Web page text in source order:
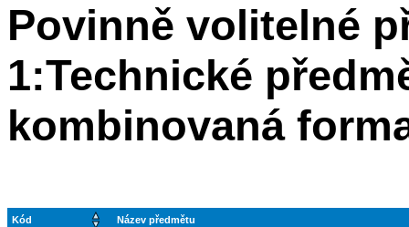
Povinně volitelné
1:Technické
kombinovaná
Kód Název předmětu